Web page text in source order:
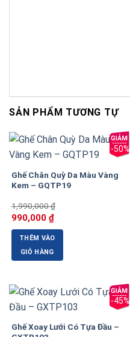
SẢN PHẨM TƯƠNG TỰ
-50%
Ghế Chân Quỳ Da Màu Vàng
Kem – GQTP19
1,990,000₫
Giá
là:
1,990,000 ₫.
990,000 ₫Giá
hiện
tại
là:
990,000 ₫.
THÊM VÀO
GIỎ HÀNG
-45%
Ghế Xoay Lưới Có Tựa Đầu –